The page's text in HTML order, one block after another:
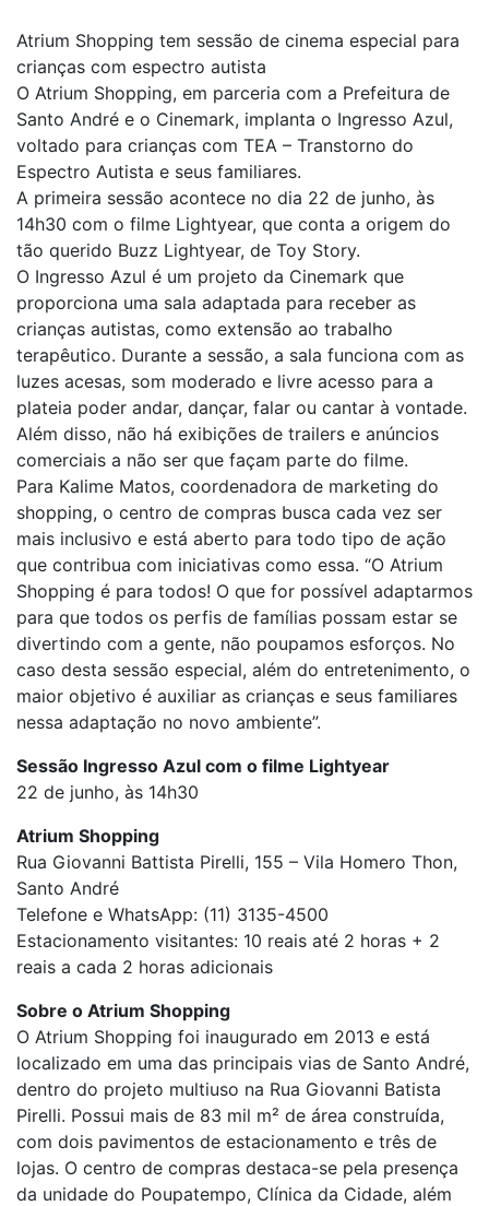
Atrium Shopping tem sessão de cinema especial para
crianças com espectro autista
O Atrium Shopping, em parceria com a Prefeitura de
Santo André e o Cinemark, implanta o Ingresso Azul,
voltado para crianças com TEA – Transtorno do
Espectro Autista e seus familiares.
A primeira sessão acontece no dia 22 de junho, às
14h30 com o filme Lightyear, que conta a origem do
tão querido Buzz Lightyear, de Toy Story.
O Ingresso Azul é um projeto da Cinemark que
proporciona uma sala adaptada para receber as
crianças autistas, como extensão ao trabalho
terapêutico. Durante a sessão, a sala funciona com as
luzes acesas, som moderado e livre acesso para a
plateia poder andar, dançar, falar ou cantar à vontade.
Além disso, não há exibições de trailers e anúncios
comerciais a não ser que façam parte do filme.
Para Kalime Matos, coordenadora de marketing do
shopping, o centro de compras busca cada vez ser
mais inclusivo e está aberto para todo tipo de ação
que contribua com iniciativas como essa. “O Atrium
Shopping é para todos! O que for possível adaptarmos
para que todos os perfis de famílias possam estar se
divertindo com a gente, não poupamos esforços. No
caso desta sessão especial, além do entretenimento, o
maior objetivo é auxiliar as crianças e seus familiares
nessa adaptação no novo ambiente”.
Sessão Ingresso Azul com o filme Lightyear
22 de junho, às 14h30
Atrium Shopping
Rua Giovanni Battista Pirelli, 155 – Vila Homero Thon,
Santo André
Telefone e WhatsApp: (11) 3135-4500
Estacionamento visitantes: 10 reais até 2 horas + 2
reais a cada 2 horas adicionais
Sobre o Atrium Shopping
O Atrium Shopping foi inaugurado em 2013 e está
localizado em uma das principais vias de Santo André,
dentro do projeto multiuso na Rua Giovanni Batista
Pirelli. Possui mais de 83 mil m² de área construída,
com dois pavimentos de estacionamento e três de
lojas. O centro de compras destaca-se pela presença
da unidade do Poupatempo, Clínica da Cidade, além